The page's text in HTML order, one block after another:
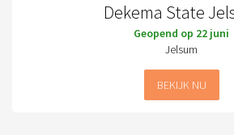
Dekema State
Geopend op 22 juni
Jelsum
BEKIJK NU